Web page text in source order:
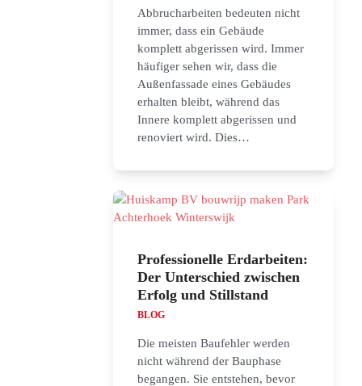
Abbrucharbeiten bedeuten nicht
immer, dass ein Gebäude
komplett abgerissen wird. Immer
häufiger sehen wir, dass die
Außenfassade eines Gebäudes
erhalten bleibt, während das
Innere komplett abgerissen und
renoviert wird. Dies…
Professionelle Erdarbeiten:
Der Unterschied zwischen
Erfolg und Stillstand
BLOG
Die meisten Baufehler werden
nicht während der Bauphase
begangen. Sie entstehen, bevor